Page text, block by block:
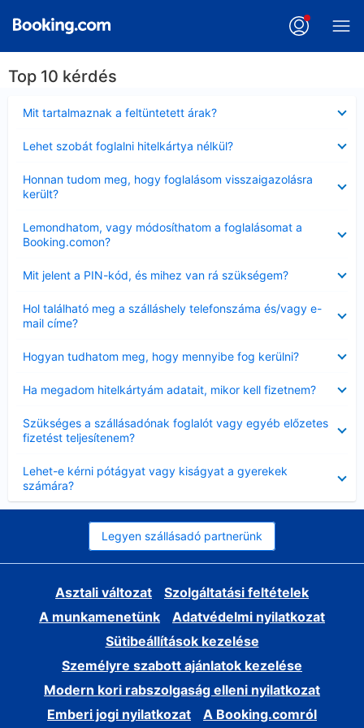
Top 10 kérdés
Mit tartalmaznak a feltüntetett árak?
Lehet szobát foglalni hitelkártya nélkül?
Honnan tudom meg, hogy foglalásom visszaigazolásra
került?
Lemondhatom, vagy módosíthatom a foglalásomat a
Booking.comon?
Mit jelent a PIN-kód, és mihez van rá szükségem?
Hol található meg a szálláshely telefonszáma és/vagy e-
mail címe?
Hogyan tudhatom meg, hogy mennyibe fog kerülni?
Ha megadom hitelkártyám adatait, mikor kell fizetnem?
Szükséges a szállásadónak foglalót vagy egyéb előzetes
fizetést teljesítenem?
Lehet-e kérni pótágyat vagy kiságyat a gyerekek
számára?
Legyen szállásadó partnerünk
Asztali változat
Szolgáltatási feltételek
A munkamenetünk
Adatvédelmi nyilatkozat
Sütibeállítások kezelése
Személyre szabott ajánlatok kezelése
Modern kori rabszolgaság elleni nyilatkozat
Emberi jogi nyilatkozat
A Booking.comról